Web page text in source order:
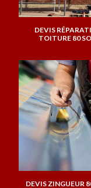
DEVIS
TOITURE 80
DEVIS ZINGUEUR